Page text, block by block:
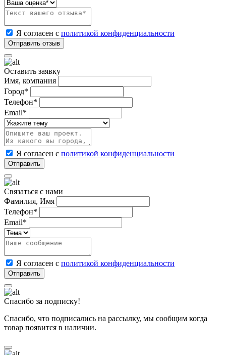
Я согласен с политикой конфиденциальности
Оставить заявку
Имя, компания
Город*
Телефон*
Email*
Я согласен с политикой конфиденциальности
Связаться с нами
Фамилия, Имя
Телефон*
Email*
Я согласен с политикой конфиденциальности
Спасибо за подписку!
Спасибо, что подписались на рассылку, мы сообщим когда
товар появится в наличии.